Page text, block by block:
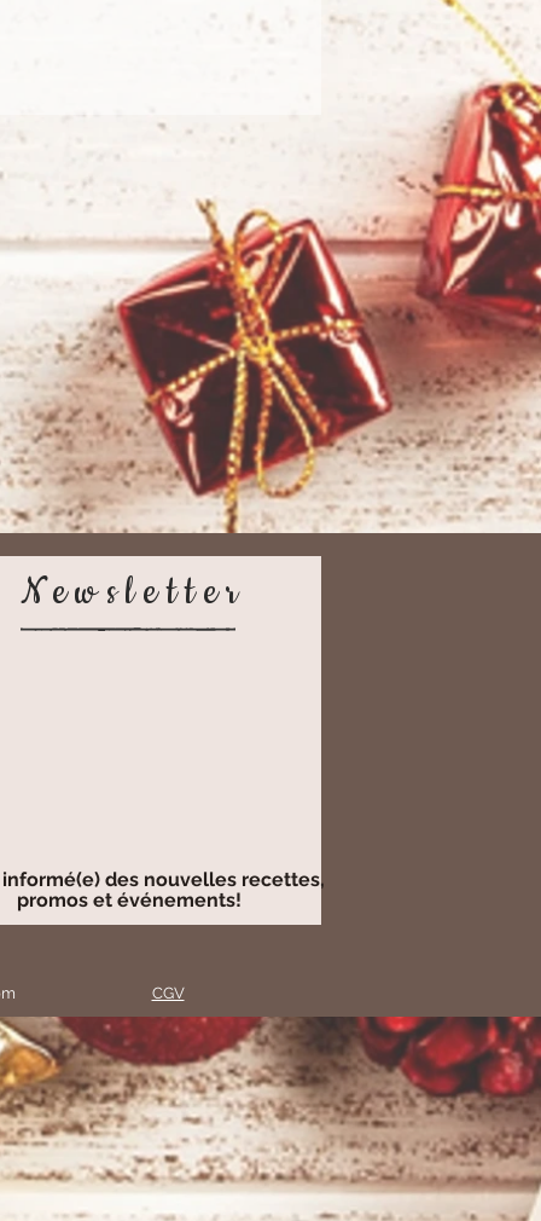
informé(e) des nouvelles recettes,
promos et événements!
Newsletter
CGV